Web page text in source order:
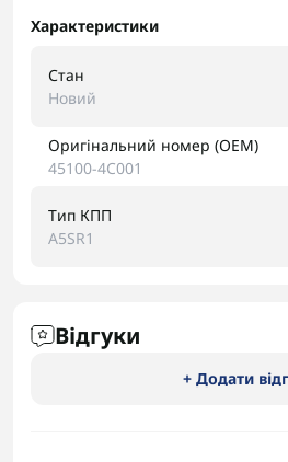
Характеристики
Стан
Новий
Оригінальний номер (OEM)
45100-4C001
Тип КПП
A5SR1
Відгуки
+ Додати